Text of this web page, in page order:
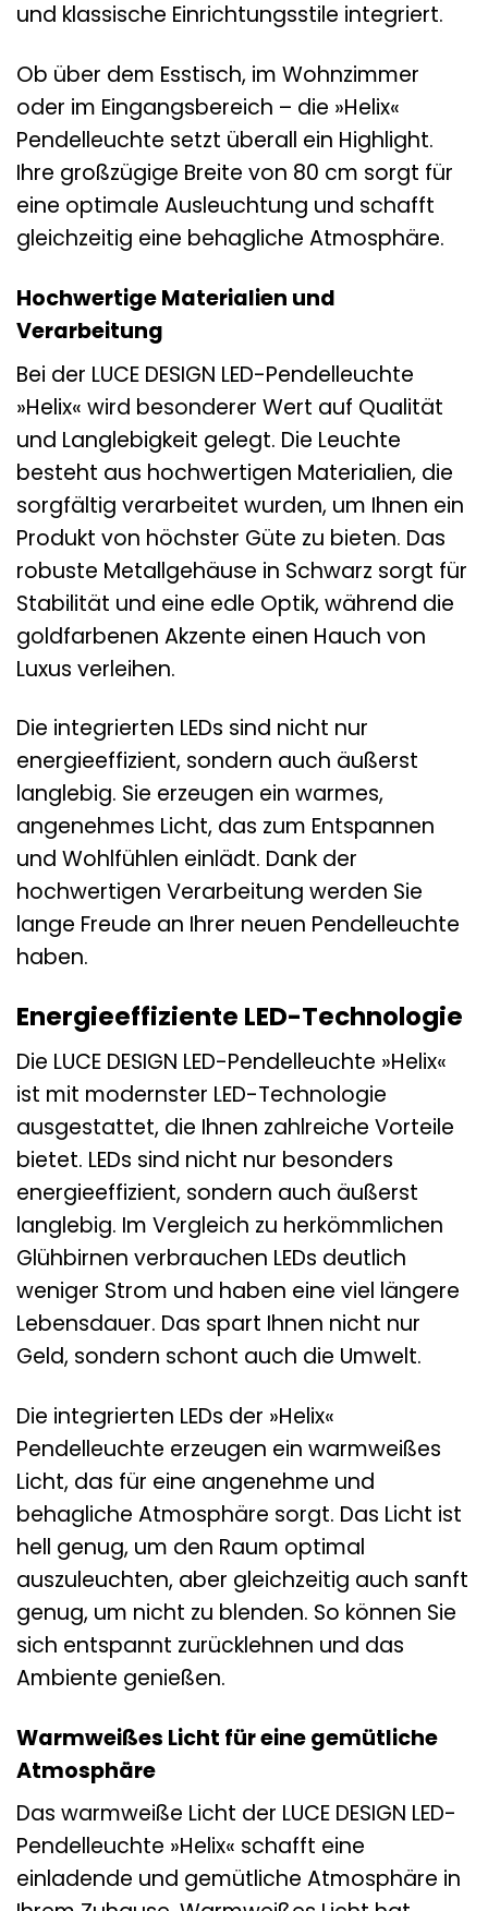
und klassische Einrichtungsstile integriert.
Ob über dem Esstisch, im Wohnzimmer
oder im Eingangsbereich – die »Helix«
Pendelleuchte setzt überall ein Highlight.
Ihre großzügige Breite von 80 cm sorgt für
eine optimale Ausleuchtung und schafft
gleichzeitig eine behagliche Atmosphäre.
Hochwertige Materialien und
Verarbeitung
Bei der LUCE DESIGN LED-Pendelleuchte
»Helix« wird besonderer Wert auf Qualität
und Langlebigkeit gelegt. Die Leuchte
besteht aus hochwertigen Materialien, die
sorgfältig verarbeitet wurden, um Ihnen ein
Produkt von höchster Güte zu bieten. Das
robuste Metallgehäuse in Schwarz sorgt für
Stabilität und eine edle Optik, während die
goldfarbenen Akzente einen Hauch von
Luxus verleihen.
Die integrierten LEDs sind nicht nur
energieeffizient, sondern auch äußerst
langlebig. Sie erzeugen ein warmes,
angenehmes Licht, das zum Entspannen
und Wohlfühlen einlädt. Dank der
hochwertigen Verarbeitung werden Sie
lange Freude an Ihrer neuen Pendelleuchte
haben.
Energieeffiziente LED-Technologie
Die LUCE DESIGN LED-Pendelleuchte »Helix«
ist mit modernster LED-Technologie
ausgestattet, die Ihnen zahlreiche Vorteile
bietet. LEDs sind nicht nur besonders
energieeffizient, sondern auch äußerst
langlebig. Im Vergleich zu herkömmlichen
Glühbirnen verbrauchen LEDs deutlich
weniger Strom und haben eine viel längere
Lebensdauer. Das spart Ihnen nicht nur
Geld, sondern schont auch die Umwelt.
Die integrierten LEDs der »Helix«
Pendelleuchte erzeugen ein warmweißes
Licht, das für eine angenehme und
behagliche Atmosphäre sorgt. Das Licht ist
hell genug, um den Raum optimal
auszuleuchten, aber gleichzeitig auch sanft
genug, um nicht zu blenden. So können Sie
sich entspannt zurücklehnen und das
Ambiente genießen.
Warmweißes Licht für eine gemütliche
Atmosphäre
Das warmweiße Licht der LUCE DESIGN LED-
Pendelleuchte »Helix« schafft eine
einladende und gemütliche Atmosphäre in